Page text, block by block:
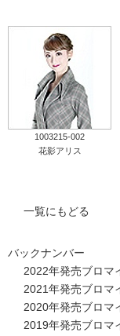
1003215-002
花影アリス
一覧にもどる
バックナンバー
2022年発売ブロマ
2021年発売ブロマ
2020年発売ブロマ
2019年発売ブロマ
キャトルレーヴ オ
タカラヅカ・スカ
配信deタカラヅカ
宝塚クリエイティ
宝塚歌劇公式ホーム